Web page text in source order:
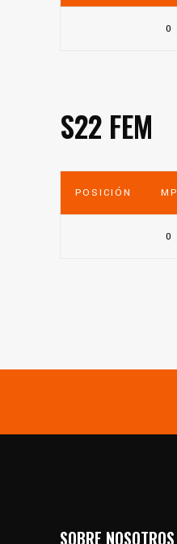
0
S22 FEM
POSICIÓN MP
0
SOBRE NOSOTROS